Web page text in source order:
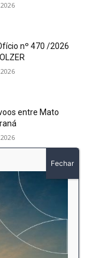
nº 470 /2026
entre Mato